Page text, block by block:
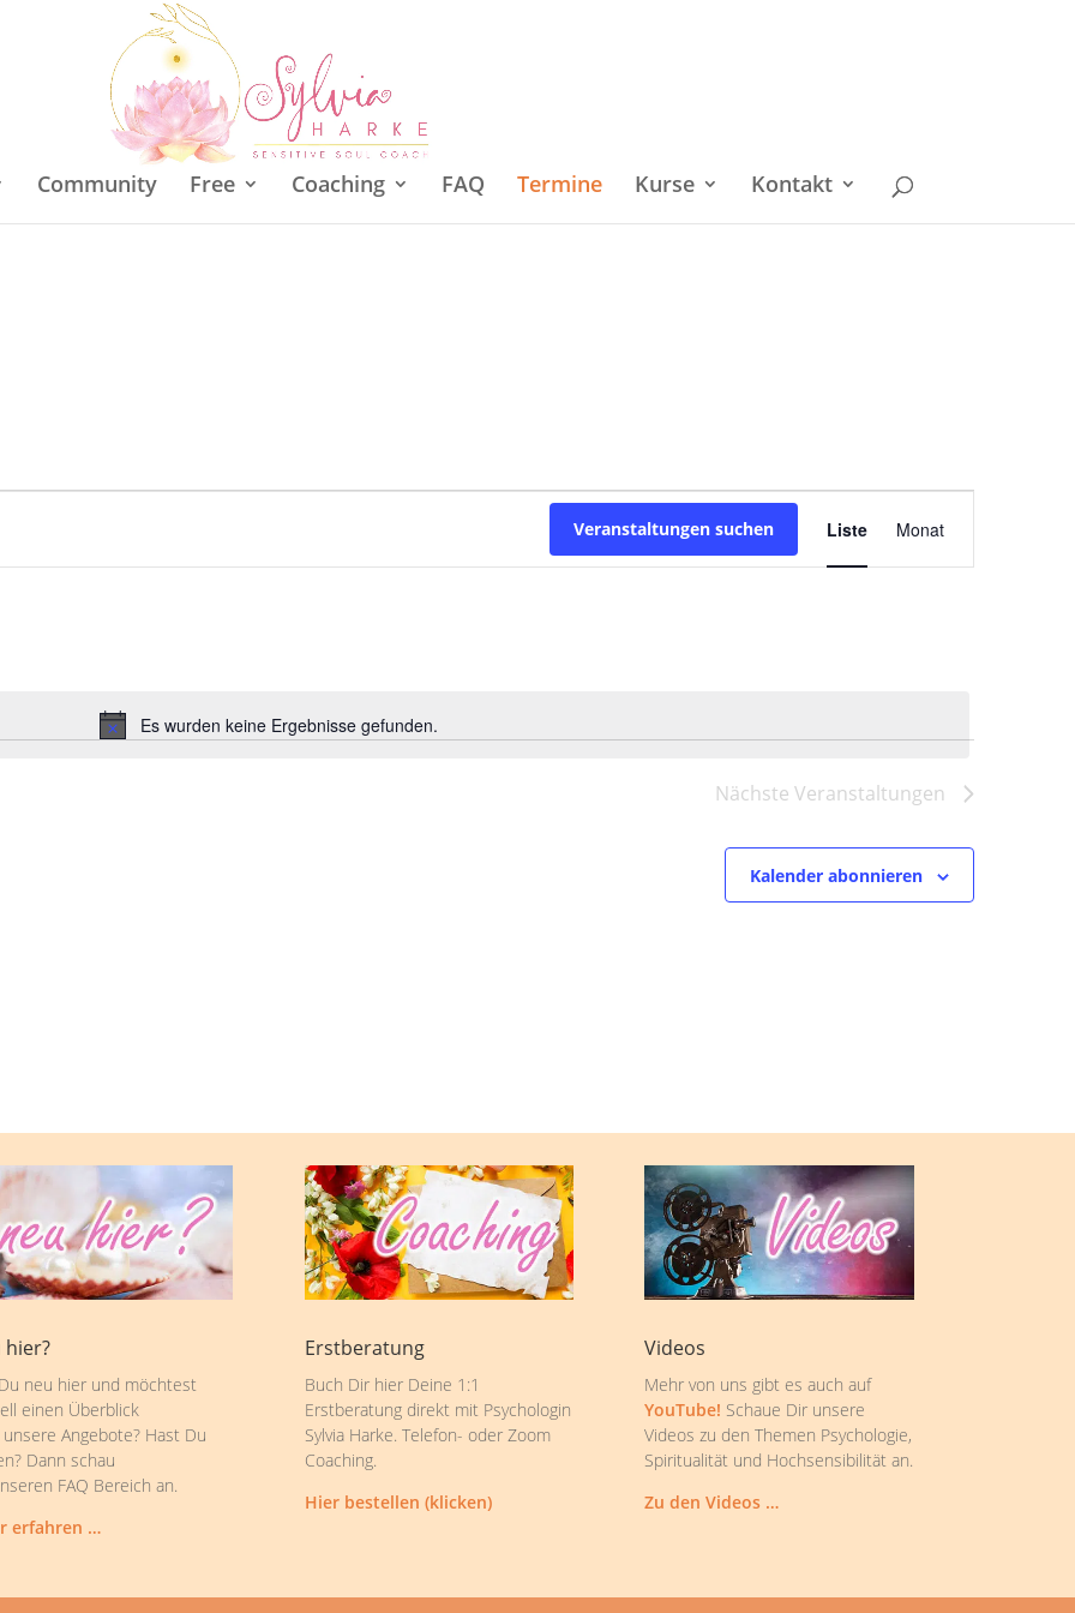
Community Free Coaching FAQ Termine Kurse Kontakt
Hinweis
Es wurden keine Ergebnisse gefunden.
Veranstaltungen suchen Ansichten-
Navigation
Liste Monat
Nächste Veranstaltungen
Kalender abonnieren
hier?
neu hier und möchtest
einen Überblick
Angebote? Hast Du
Dann schau
FAQ Bereich an.
erfahren …
Erstberatung
Buch Dir hier Deine 1:1
Erstberatung direkt mit Psychologin
Sylvia Harke. Telefon- oder Zoom
Coaching.
Hier bestellen (klicken)
Videos
Mehr von uns gibt es auch auf
YouTube! Schaue Dir unsere
Videos zu den Themen Psychologie,
Spiritualität und Hochsensibilität an.
Zu den Videos …